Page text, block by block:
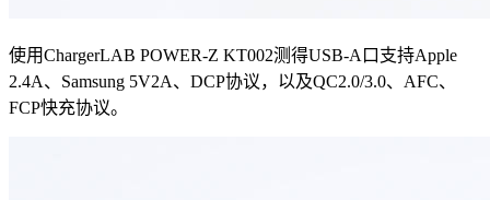
使用ChargerLAB POWER-Z KT002测得USB-A口支持Apple
2.4A、Samsung 5V2A、DCP协议，以及QC2.0/3.0、AFC、
FCP快充协议。